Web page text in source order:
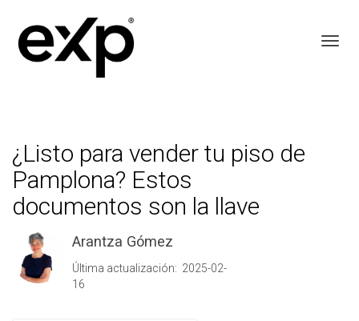
¿Listo para vender tu piso de
Pamplona? Estos
documentos son la llave
Arantza Gómez
Última actualización: 2025-02-
16